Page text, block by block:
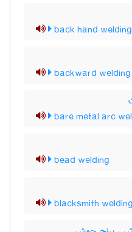
back hand welding
backward welding
bare metal arc
bead welding
blacksmith welding